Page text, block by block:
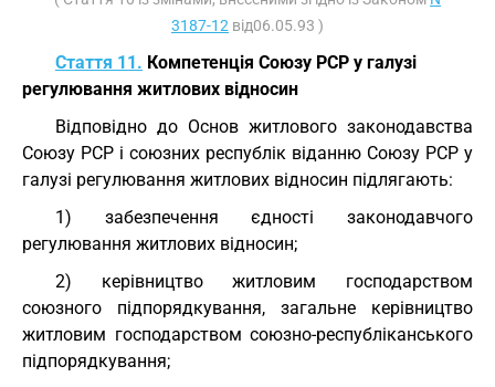
3187-12 від06.05.93 )
Стаття 11. Компетенція Союзу РСР у галузі
регулювання житлових відносин
Відповідно до Основ житлового законодавства
Союзу РСР і союзних республік віданню Союзу РСР у
галузі регулювання житлових відносин підлягають:
1) забезпечення єдності законодавчого
регулювання житлових відносин;
2) керівництво житловим господарством
союзного підпорядкування, загальне керівництво
житловим господарством союзно-республіканського
підпорядкування;